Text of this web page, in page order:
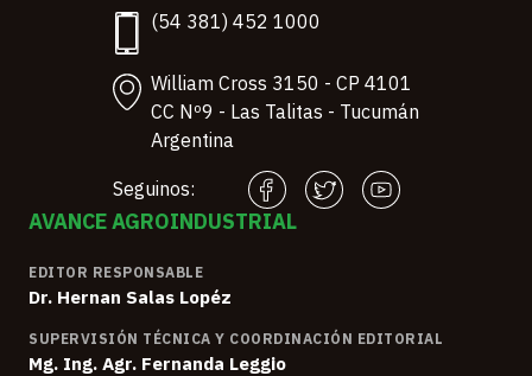
(54 381) 452 1000
William Cross 3150 - CP 4101
CC Nº9 - Las Talitas - Tucumán
Argentina
Seguinos:
AVANCE AGROINDUSTRIAL
EDITOR RESPONSABLE
Dr. Hernan Salas Lopéz
SUPERVISIÓN TÉCNICA Y COORDINACIÓN EDITORIAL
Mg. Ing. Agr. Fernanda Leggio